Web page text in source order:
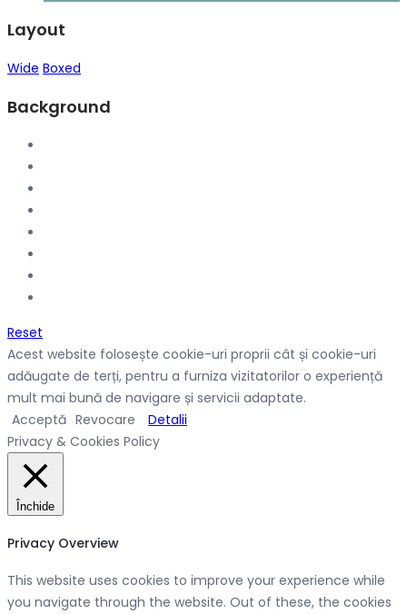
Layout
Wide Boxed
Background
Reset
Acest website folosește cookie-uri proprii cât și cookie-uri
adăugate de terți, pentru a furniza vizitatorilor o experiență
mult mai bună de navigare și servicii adaptate.
Acceptă Revocare
Detalii
Privacy & Cookies Policy
Închide
Privacy Overview
This website uses cookies to improve your experience while
you navigate through the website. Out of these, the cookies